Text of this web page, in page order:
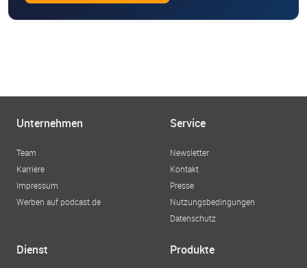
Unternehmen
Team
Karriere
Impressum
Werben auf podcast.de
Service
Newsletter
Kontakt
Presse
Nutzungsbedingungen
Datenschutz
Dienst Produkte